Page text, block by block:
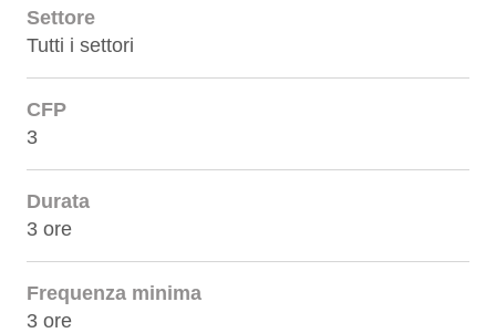
Settore
Tutti i settori
CFP
3
Durata
3 ore
Frequenza minima
3 ore